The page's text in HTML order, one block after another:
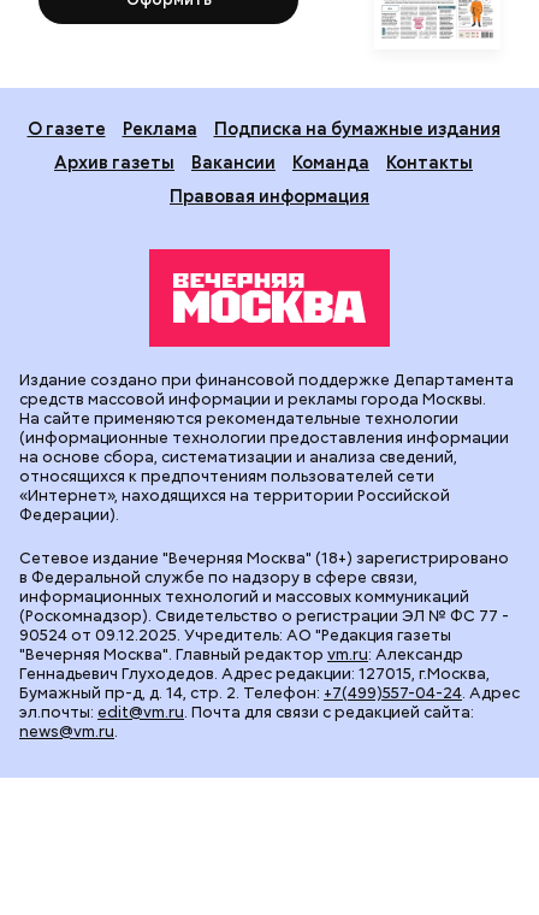
О газете Реклама
Подписка на бумажные издания
Архив газеты
Вакансии Команда
Контакты
Правовая информация
Сетевое издание "Вечерняя Москва" (18+) зарегистрировано
в Федеральной службе по надзору в сфере связи,
информационных технологий и массовых коммуникаций
(Роскомнадзор). Свидетельство о регистрации ЭЛ № ФС 77 -
90524 от 09.12.2025. Учредитель: АО "Редакция газеты
"Вечерняя Москва". Главный редактор vm.ru: Александр
Геннадьевич Глуходедов. Адрес редакции: 127015, г.Москва,
Бумажный пр-д, д. 14, стр. 2. Телефон: +7(499)557-04-24. Адрес
эл.почты: edit@vm.ru. Почта для связи с редакцией сайта:
news@vm.ru.
Издание создано при финансовой поддержке Департамента
средств массовой информации и рекламы города Москвы.
На сайте применяются рекомендательные технологии
(информационные технологии предоставления информации
на основе сбора, систематизации и анализа сведений,
относящихся к предпочтениям пользователей сети
«Интернет», находящихся на территории Российской
Федерации).